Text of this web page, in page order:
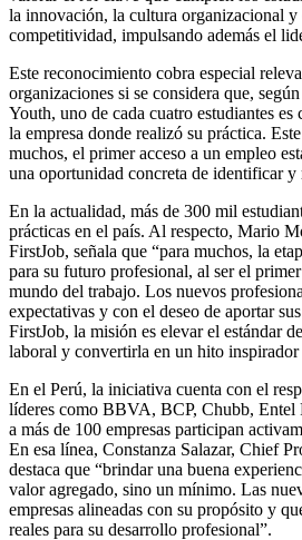
la innovación, la cultura organizacional
competitividad, impulsando además el
Este reconocimiento cobra especial
organizaciones si se considera que,
Youth, uno de cada cuatro estudiantes es
la empresa donde realizó su práctica.
muchos, el primer acceso a un empleo
una oportunidad concreta de identificar y
En la actualidad, más de 300 mil
prácticas en el país. Al respecto, Mario
FirstJob, señala que “para muchos, la
para su futuro profesional, al ser el
mundo del trabajo. Los nuevos
expectativas y con el deseo de aportar
FirstJob, la misión es elevar el estándar
laboral y convertirla en un hito inspirador
En el Perú, la iniciativa cuenta con el
líderes como BBVA, BCP, Chubb, Entel
a más de 100 empresas participan
En esa línea, Constanza Salazar, Chief
destaca que “brindar una buena
valor agregado, sino un mínimo. Las
empresas alineadas con su propósito y
reales para su desarrollo profesional”.